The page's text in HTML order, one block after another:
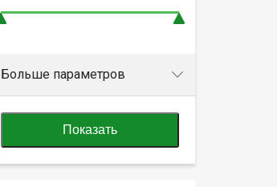
Больше параметров
Показать